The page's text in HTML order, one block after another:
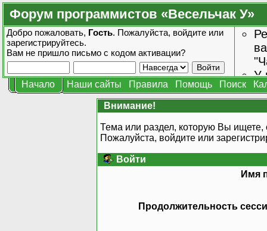
Форум программистов «Весельчак У»
Добро пожаловать, Гость. Пожалуйста, войдите или
зарегистрируйтесь.
Вам не пришло письмо с кодом активации?
У
Начало Наши сайты Правила Помощь Поиск
Внимание!
Тема или раздел, которую Вы ищете,
Пожалуйста, войдите или
Войти
Имя
Продолжительность